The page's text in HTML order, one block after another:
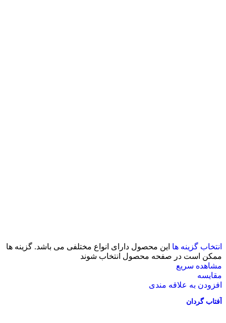
انتخاب گزینه ها این محصول دارای انواع مختلفی می باشد. گزینه ها
ممکن است در صفحه محصول انتخاب شوند
مشاهده سریع
مقایسه
افزودن به علاقه مندی
آفتاب گردان